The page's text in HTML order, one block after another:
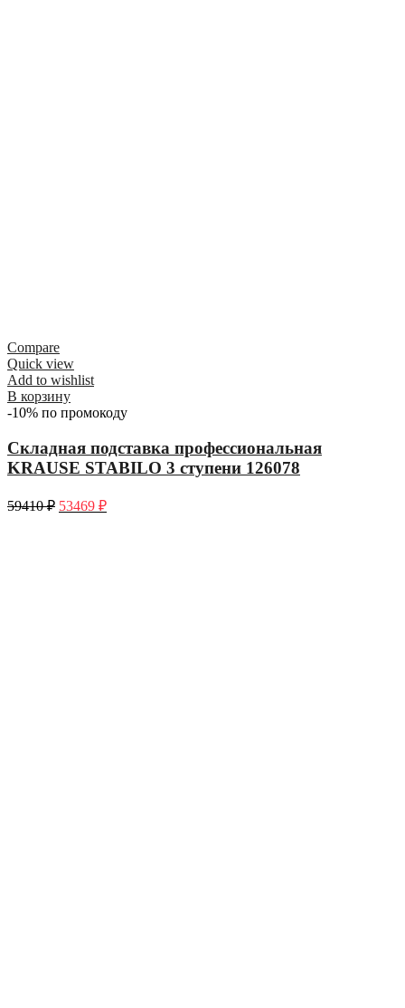
Compare
Quick view
Add to wishlist
В корзину
-10% по промокоду
Складная подставка профессиональная
KRAUSE STABILO 3 ступени 126078
59410₽ 53469 ₽